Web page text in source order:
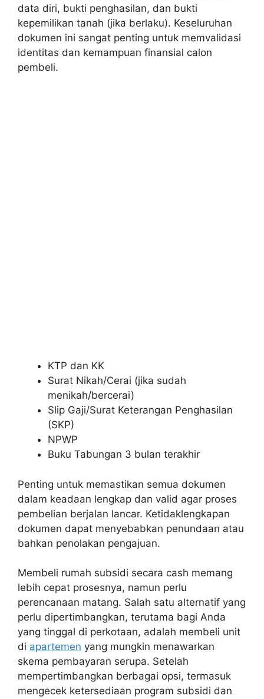
data diri, bukti penghasilan, dan bukti
kepemilikan tanah (jika berlaku). Keseluruhan
dokumen ini sangat penting untuk memvalidasi
identitas dan kemampuan finansial calon
pembeli.
KTP dan KK
Surat Nikah/Cerai (jika sudah
menikah/bercerai)
Slip Gaji/Surat Keterangan Penghasilan
(SKP)
NPWP
Buku Tabungan 3 bulan terakhir
Penting untuk memastikan semua dokumen
dalam keadaan lengkap dan valid agar proses
pembelian berjalan lancar. Ketidaklengkapan
dokumen dapat menyebabkan penundaan atau
bahkan penolakan pengajuan.
Membeli rumah subsidi secara cash memang
lebih cepat prosesnya, namun perlu
perencanaan matang. Salah satu alternatif yang
perlu dipertimbangkan, terutama bagi Anda
yang tinggal di perkotaan, adalah membeli unit
di apartemen yang mungkin menawarkan
skema pembayaran serupa. Setelah
mempertimbangkan berbagai opsi, termasuk
mengecek ketersediaan program subsidi dan